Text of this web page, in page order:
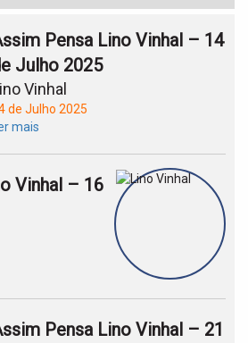
Pensa Lino Vinhal – 14
Julho 2025
Vinhal
de Julho 2025
mais
Vinhal – 16
Pensa Lino Vinhal – 21